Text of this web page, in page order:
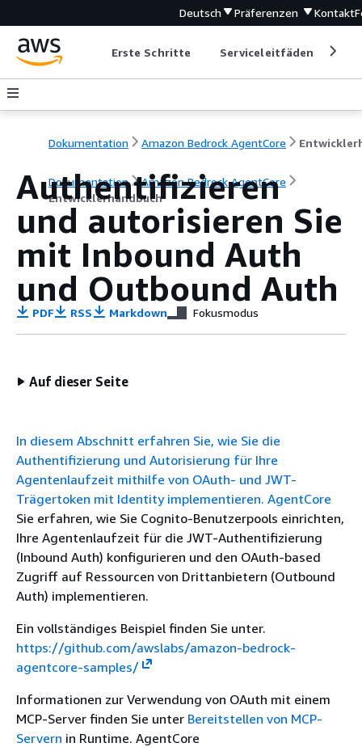
Deutsch Präferenzen Kontakt
Erste Schritte Serviceleitfäden
Dokumentation Amazon Bedrock AgentCore
Dokumentation
Amazon Bedrock AgentCore
Entwicklerhandbuch
Authentifizieren
und autorisieren Sie
mit Inbound Auth
und Outbound Auth
PDF RSS Markdown Fokusmodus
Auf dieser Seite
In diesem Abschnitt erfahren Sie, wie Sie die
Authentifizierung und Autorisierung für Ihre
Agentenlaufzeit mithilfe von OAuth- und JWT-
Trägertoken mit Identity implementieren. AgentCore
Sie erfahren, wie Sie Cognito-Benutzerpools einrichten,
Ihre Agentenlaufzeit für die JWT-Authentifizierung
(Inbound Auth) konfigurieren und den OAuth-based
Zugriff auf Ressourcen von Drittanbietern (Outbound
Auth) implementieren.
Ein vollständiges Beispiel finden Sie unter.
https://github.com/awslabs/amazon-bedrock-
agentcore-samples/
Informationen zur Verwendung von OAuth mit einem
MCP-Server finden Sie unter Bereitstellen von MCP-
Servern in Runtime. AgentCore